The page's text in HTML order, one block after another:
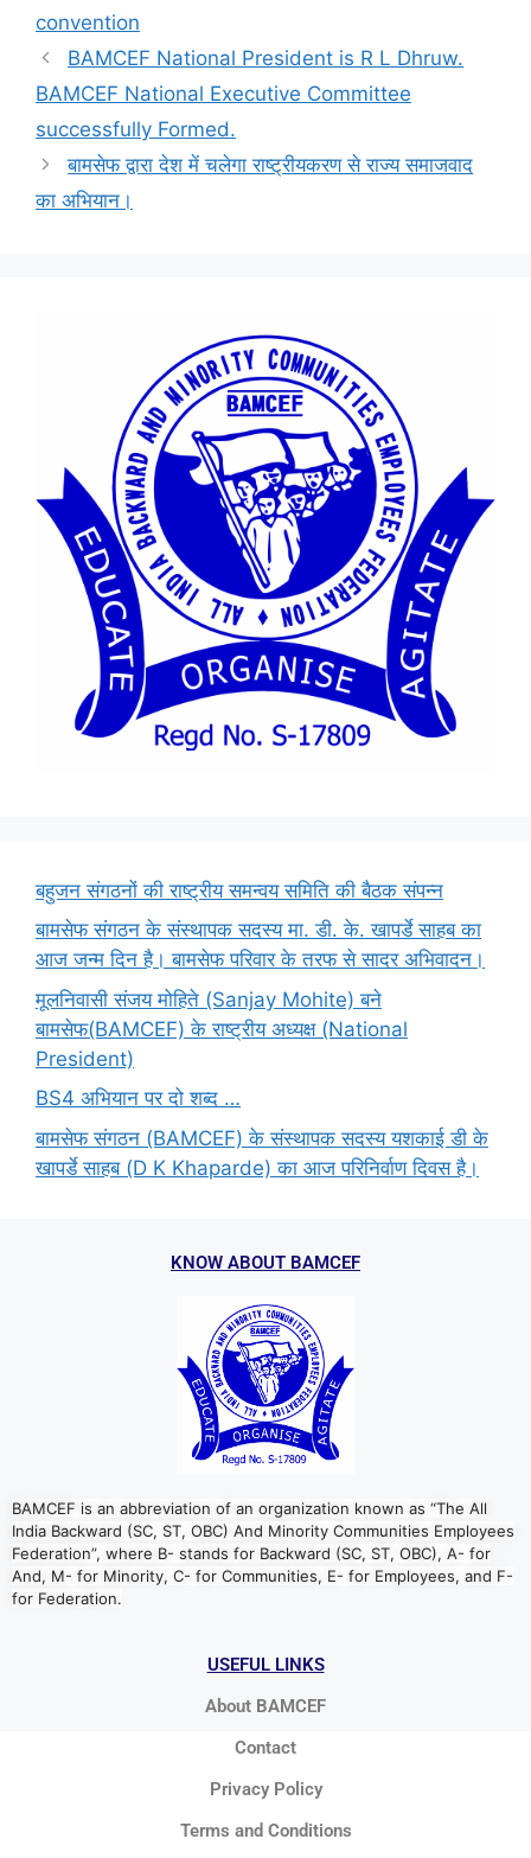
convention
BAMCEF National President is R L Dhruw.
BAMCEF National Executive Committee
successfully Formed.
बामसेफ द्वारा देश में चलेगा राष्ट्रीयकरण से राज्य समाजवाद
का अभियान।
बहुजन संगठनों की राष्ट्रीय समन्वय समिति की बैठक संपन्न
बामसेफ संगठन के संस्थापक सदस्य मा. डी. के. खापर्डे साहब का
आज जन्म दिन है। बामसेफ परिवार के तरफ से सादर अभिवादन।
मूलनिवासी संजय मोहिते (Sanjay Mohite) बने
बामसेफ(BAMCEF) के राष्ट्रीय अध्यक्ष (National
President)
BS4 अभियान पर दो शब्द …
बामसेफ संगठन (BAMCEF) के संस्थापक सदस्य यशकाई डी के
खापर्डे साहब (D K Khaparde) का आज परिनिर्वाण दिवस है।
KNOW ABOUT BAMCEF
BAMCEF is an abbreviation of an organization known as “The All
India Backward (SC, ST, OBC) And Minority Communities Employees
Federation”, where B- stands for Backward (SC, ST, OBC), A- for
And, M- for Minority, C- for Communities, E- for Employees, and F-
for Federation.
USEFUL LINKS
About BAMCEF
Contact
Privacy Policy
Terms and Conditions